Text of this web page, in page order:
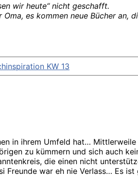
wir heute“ nicht geschafft.
es kommen neue Bücher an,
KW 13
in ihrem Umfeld hat…
zu kümmern und sich auch
die einen nicht
Freunde war eh nie Verlass… Es